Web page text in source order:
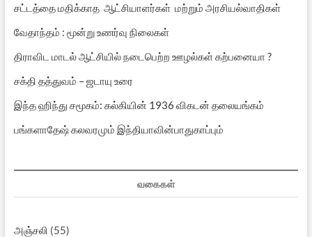
சட்டத்தை மதிக்காத ஆட்சியாளர்கள் மற்றும் அரசியல்வாதிகள்
வேதாந்தம் : மூன்று உணர்வு நிலைகள்
திராவிட மாடல் ஆட்சியில் நடைபெற்ற ஊழல்கள் கற்பனையா ?
சக்தி தத்துவம் – ஜடாயு உரை
இந்த ஹிந்து சமூகம்: கல்கியின் 1936 விகடன் தலையங்கம்
பங்களாதேஷ் கலவரமும் இந்தியாவின்பாதுகாப்பும்
வகைகள்
அஞ்சலி (55)